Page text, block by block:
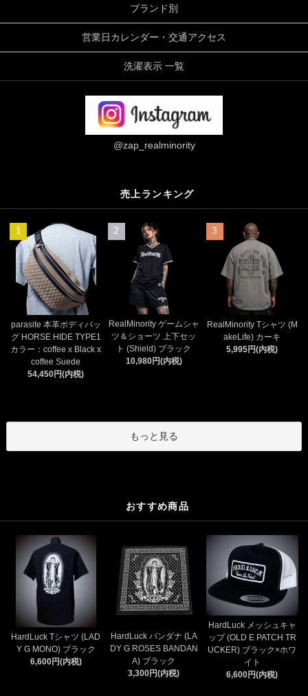
ブランド別
営業日カレンダー・交通アクセス
洗濯表示 一覧
@zap_realminority
売上ランキング
1
parasite 本革ボディバッ
グ HORSE HIDE TYPE1
カラー：coffee x Black x
coffee Suede
54,450円(内税)
2
RealMinority ゲームシャ
ツ＆ショーツ 上下セッ
ト (Shield) ブラック
10,980円(内税)
3
RealMinority Tシャツ (M
akeLife) カーキ
5,995円(内税)
もっと見る
おすすめ商品
HardLuck Tシャツ (LAD
Y G MONO) ブラック
6,600円(内税)
HardLuck バンダナ (LA
DY G ROSES BANDAN
A) ブラック
3,300円(内税)
HardLuck メッシュキャ
ップ (OLD E PATCH TR
UCKER) ブラック×ホワ
イト
6,600円(内税)